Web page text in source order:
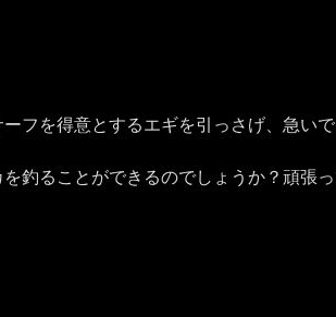
フを得意とするエギを引っさげ、急いで
釣ることができるのでしょうか？頑張っ